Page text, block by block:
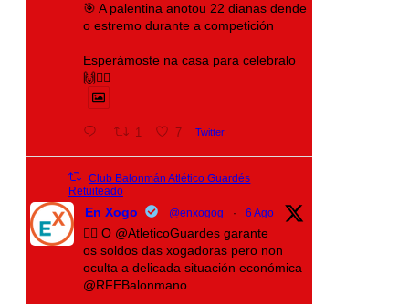
🎯 A palentina anotou 22 dianas dende
o estremo durante a competición
Esperámoste na casa para celebralo
🙌❤️‍🔥
1 7 Twitter
Club Balonmán Atlético Guardés
Retuiteado
En Xogo @enxogog · 6 Ago
🤾‍♀️ O @AtleticoGuardes garante
os soldos das xogadoras pero non
oculta a delicada situación económica
@RFEBalonmano